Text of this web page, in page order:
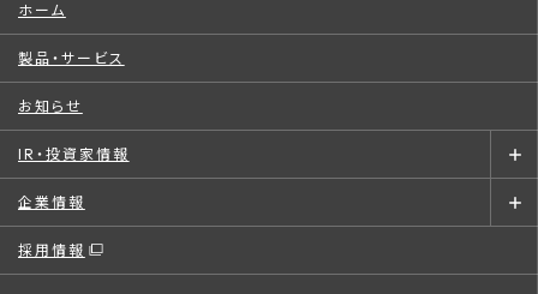
ホーム
製品・サービス
お知らせ
IR・投資家情報
企業情報
採用情報